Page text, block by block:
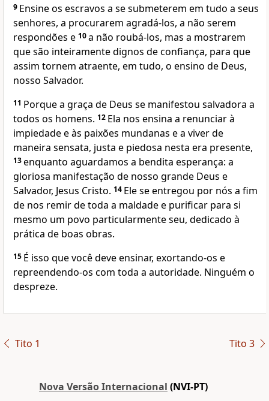
9 Ensine os escravos a se submeterem em tudo a seus
senhores, a procurarem agradá-los, a não serem
respondões e 10a não roubá-los, mas a mostrarem
que são inteiramente dignos de confiança, para que
assim tornem atraente, em tudo, o ensino de Deus,
nosso Salvador.
11 Porque a graça de Deus se manifestou salvadora a
todos os homens. 12 Ela nos ensina a renunciar à
impiedade e às paixões mundanas e a viver de
maneira sensata, justa e piedosa nesta era presente,
13enquanto aguardamos a bendita esperança: a
gloriosa manifestação de nosso grande Deus e
Salvador, Jesus Cristo. 14 Ele se entregou por nós a fim
de nos remir de toda a maldade e purificar para si
mesmo um povo particularmente seu, dedicado à
prática de boas obras.
15 É isso que você deve ensinar, exortando-os e
repreendendo-os com toda a autoridade. Ninguém o
despreze.
Tito 1 Tito 3
Nova Versão Internacional (NVI-PT)